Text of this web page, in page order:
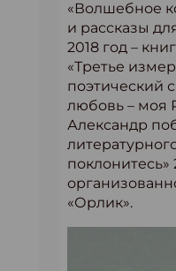
«Волшебное
и рассказы
2018 год –
«Третье
поэтический
любовь – моя
Александр
поклонитесь»
«Орлик».